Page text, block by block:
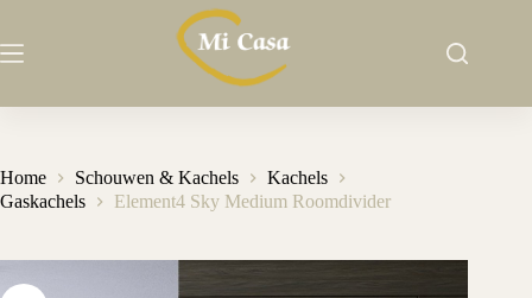
de
Home Schouwen & Kachels
Kachels
Gaskachels
Element4 Sky Medium Roomdivider